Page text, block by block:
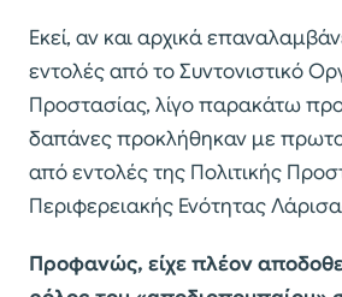
Εκεί, αν και αρχικά
εντολές από το Συντονιστικό
Προστασίας, λίγο παρακάτω
δαπάνες προκλήθηκαν με
από εντολές της Πολιτικής
Περιφερειακής Ενότητας
Προφανώς, είχε πλέον